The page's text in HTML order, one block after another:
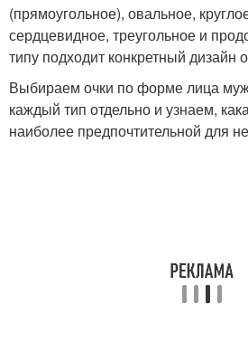
(прямоугольное), овальное,
сердцевидное, треугольное и
типу подходит конкретный дизайн
Выбираем очки по форме лица
каждый тип отдельно и узнаем,
наиболее предпочтительной для